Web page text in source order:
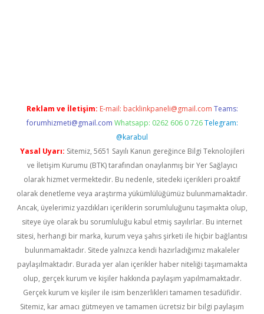
Reklam ve İletişim: E-mail: backlinkpaneli@gmail.com Teams:
forumhizmeti@gmail.com Whatsapp: 0262 606 0 726 Telegram:
@karabul
Yasal Uyarı: Sitemiz, 5651 Sayılı Kanun gereğince Bilgi Teknolojileri
ve İletişim Kurumu (BTK) tarafından onaylanmış bir Yer Sağlayıcı
olarak hizmet vermektedir. Bu nedenle, sitedeki içerikleri proaktif
olarak denetleme veya araştırma yükümlülüğümüz bulunmamaktadır.
Ancak, üyelerimiz yazdıkları içeriklerin sorumluluğunu taşımakta olup,
siteye üye olarak bu sorumluluğu kabul etmiş sayılırlar. Bu internet
sitesi, herhangi bir marka, kurum veya şahıs şirketi ile hiçbir bağlantısı
bulunmamaktadır. Sitede yalnızca kendi hazırladığımız makaleler
paylaşılmaktadır. Burada yer alan içerikler haber niteliği taşımamakta
olup, gerçek kurum ve kişiler hakkında paylaşım yapılmamaktadır.
Gerçek kurum ve kişiler ile isim benzerlikleri tamamen tesadüfidir.
Sitemiz, kar amacı gütmeyen ve tamamen ücretsiz bir bilgi paylaşım